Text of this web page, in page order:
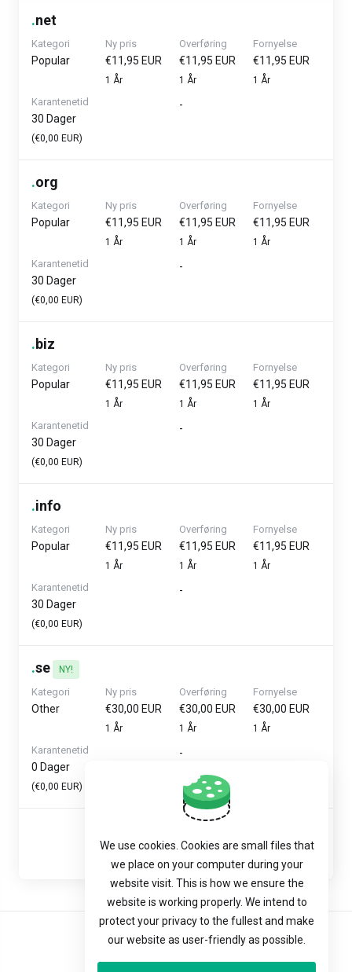
.net
Kategori
Popular
Ny pris
€11,95 EUR
1 År
Overføring
€11,95 EUR
1 År
Fornyelse
€11,95 EUR
1 År
Karantenetid
30 Dager
(€0,00 EUR)
-
.org
Kategori
Popular
Ny pris
€11,95 EUR
1 År
Overføring
€11,95 EUR
1 År
Fornyelse
€11,95 EUR
1 År
Karantenetid
30 Dager
(€0,00 EUR)
-
.biz
Kategori
Popular
Ny pris
€11,95 EUR
1 År
Overføring
€11,95 EUR
1 År
Fornyelse
€11,95 EUR
1 År
Karantenetid
30 Dager
(€0,00 EUR)
-
.info
Kategori
Popular
Ny pris
€11,95 EUR
1 År
Overføring
€11,95 EUR
1 År
Fornyelse
€11,95 EUR
1 År
Karantenetid
30 Dager
(€0,00 EUR)
-
.se NY!
Kategori
Other
Ny pris
€30,00 EUR
1 År
Overføring
€30,00 EUR
1 År
Fornyelse
€30,00 EUR
1 År
Karantenetid
0 Dager
(€0,00 EUR)
-
Forrige 1 Neste
Norwegian
We use cookies. Cookies are small files that
we place on your computer during your
website visit. This is how we ensure the
website is working properly. We intend to
protect your privacy to the fullest and make
our website as user-friendly as possible.